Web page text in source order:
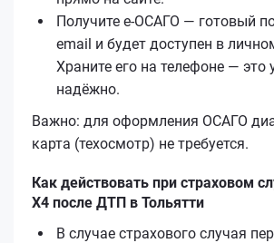
Получите е‑ОСАГО — готовый
email и будет доступен в
Храните его на телефоне — это
надёжно.
Важно: для оформления ОСАГО
карта (техосмотр) не требуется.
Как действовать при страховом
X4 после ДТП в Тольятти
В случае страхового случая